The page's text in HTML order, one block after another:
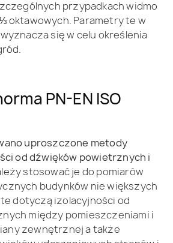
przypadkach widmo
oktawowych. Parametry te w
się w celu określenia
PN-EN ISO
uproszczone metody
od dźwięków powietrznych i
stosować je do pomiarów
budynków nie większych
dotyczą izolacyjności od
między pomieszczeniami i
zewnętrznej a także